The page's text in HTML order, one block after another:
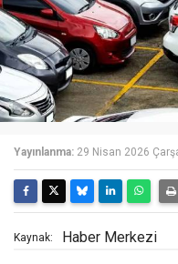
Yayınlanma: 29 Nisan 2026
Kaynak: Haber Merkezi